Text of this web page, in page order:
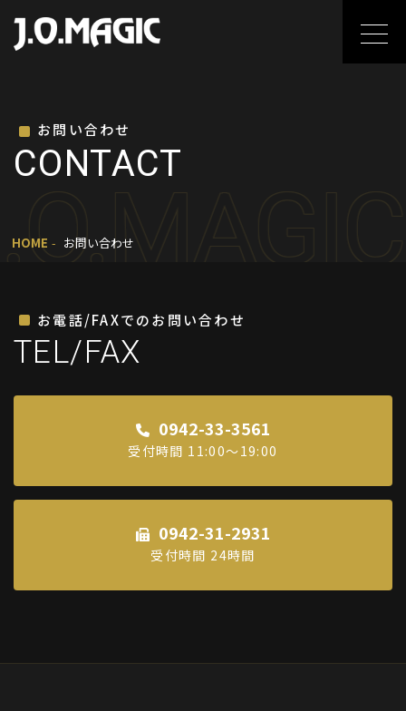
お問い合わせ
CONTACT
HOME お問い合わせ
お電話/FAXでのお問い合わせ
TEL/FAX
0942-33-3561
受付時間 11:00～19:00
0942-31-2931
受付時間 24時間